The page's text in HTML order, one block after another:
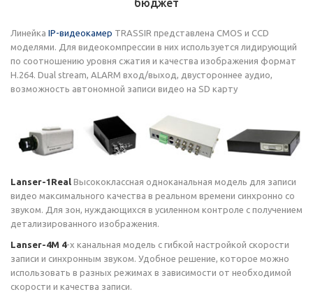
бюджет
Линейка IP-видеокамер TRASSIR представлена СМОS и ССD
моделями. Для видеокомпрессии в них используется лидирующий
по соотношению уровня сжатия и качества изображения формат
H.264. Dual stream, ALARM вход/выход, двустороннее аудио,
возможность автономной записи видео на SD карту
Lanser-1Real Высококлассная одноканальная модель для записи
видео максимального качества в реальном времени синхронно со
звуком. Для зон, нуждающихся в усиленном контроле с получением
детализированного изображения.
Lanser-4M 4-х канальная модель с гибкой настройкой скорости
записи и синхронным звуком. Удобное решение, которое можно
использовать в разных режимах в зависимости от необходимой
скорости и качества записи.